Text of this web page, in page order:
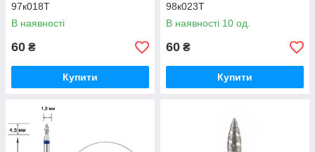
97к018Т
В наявності
60 ₴
Купити
98к023Т
В наявності 10 од.
60 ₴
Купити